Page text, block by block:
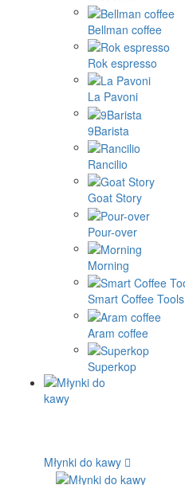
Bellman coffee
Rok espresso
La Pavoni
9Barista
Rancilio
Goat Story
Pour-over
Morning
Smart Coffee Tools
Aram coffee
Superkop
Młynki do kawy